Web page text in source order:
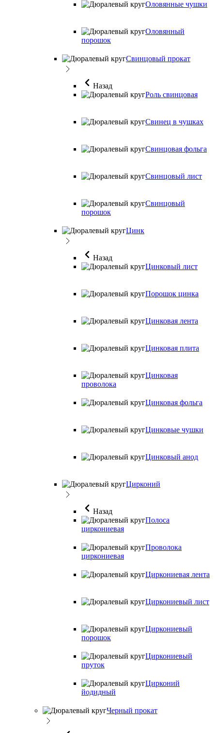
Оловянные чушки
Оловянный
порошок
Свинцовый прокат
Назад
Роль свинцовая
Свинец в чушках
Свинцовая фольга
Свинцовый лист
Свинцовый
порошок
Цинк
Назад
Цинковый лист
Порошок цинка
Цинковая лента
Цинковая плита
Цинковая
проволока
Цинковая фольга
Цинковые чушки
Цинковый анод
Цирконий
Назад
Полоса
циркониевая
Проволока
циркониевая
Циркониевая лента
Циркониевый лист
Циркониевый
порошок
Циркониевый
пруток
Цирконий
йодидный
Черный прокат